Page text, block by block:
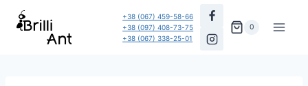
Перейти
+38 (067) 459-58-66
+38 (097) 408-73-75
+38 (067) 338-25-01
0